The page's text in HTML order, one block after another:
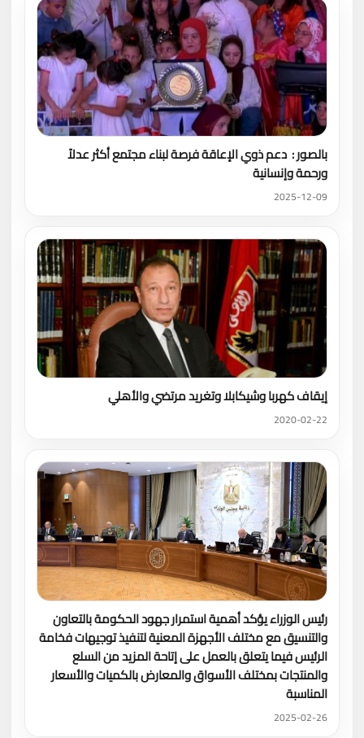
بالصور : دعم ذوي الإعاقة فرصة لبناء مجتمع أكثر عدلاً
ورحمة وإنسانية
2025-12-09
إيقاف كهربا وشيكابلا وتغريد مرتضي والأهلي
2020-02-22
رئيس الوزراء يؤكد أهمية استمرار جهود الحكومة بالتعاون
والتنسيق مع مختلف الأجهزة المعنية لتنفيذ توجيهات فخامة
الرئيس فيما يتعلق بالعمل على إتاحة المزيد من السلع
والمنتجات بمختلف الأسواق والمعارض بالكميات والأسعار
المناسبة
2025-02-26